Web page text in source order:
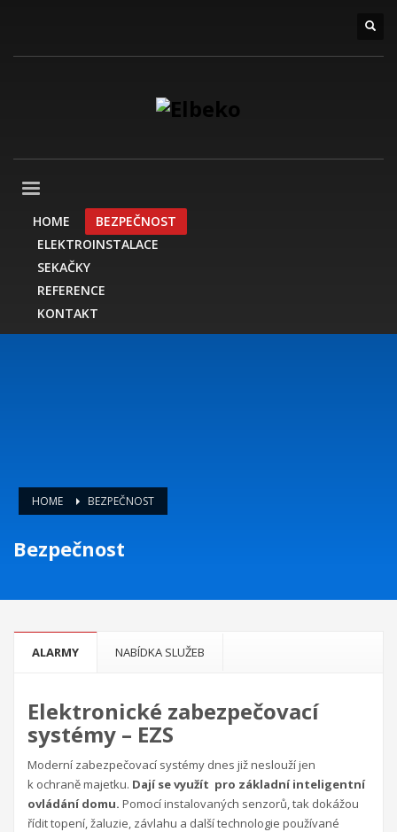
HOME
BEZPEČNOST
ELEKTROINSTALACE
SEKAČKY
REFERENCE
KONTAKT
HOME BEZPEČNOST
Bezpečnost
ALARMY NABÍDKA SLUŽEB
Elektronické zabezpečovací
systémy – EZS
Moderní zabezpečovací systémy dnes již neslouží jen
k ochraně majetku. Dají se využít pro základní inteligentní
ovládání domu. Pomocí instalovaných senzorů, tak dokážou
řídit topení, žaluzie, závlahu a další technologie používané